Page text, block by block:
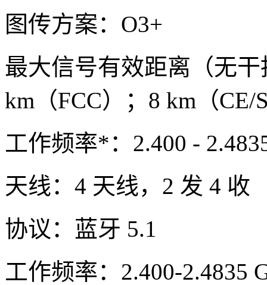
图传方案：O3+
最大信号有效距离（无
km（FCC）；8 km（CE/
工作频率*：2.400 -
天线：4 天线，2 发 4 收
协议：蓝牙 5.1
工作频率：2.400-2.4835